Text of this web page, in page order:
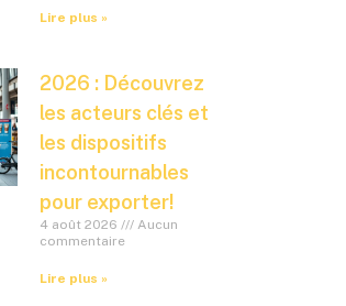
Lire plus »
2026 : Découvrez
les acteurs clés et
les dispositifs
incontournables
pour exporter!
4 août 2026
Aucun
commentaire
Lire plus »